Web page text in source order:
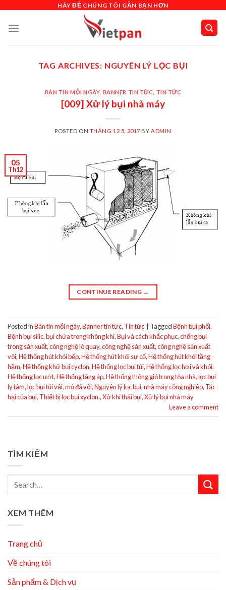
content
HÃY ĐỂ CHÚNG TÔI GẦN BẠN HƠN
TAG ARCHIVES: NGUYÊN LÝ LỌC BỤI
BẢN TIN MỖI NGÀY, BANNER TIN TỨC TIN TỨC
[009] Xử lý bụi nhà máy
POSTED ON THÁNG 12 5, 2017 BY ADMIN
05
Th12
CONTINUE READING →
Posted inBản tin mỗi ngày,Banner tin tức, Tin tức TaggedBệnh bụi phổi,
Bệnh bụi silic,bụi chứa trong không khí,Bụi và cách khắc phục,chống bụi
trong sản xuất,công nghệ lò quay,công nghệ sản xuất,công nghệ sản xuất
vôi,Hệ thống hút khói bếp,Hệ thống hút khói sự cố,Hệ thống hút khói tầng
hầm,Hệ thống khử bụi cyclon,Hệ thống lọc bụi túi,Hệ thống lọc hơi và khói,
Hệ thống lọc ướt,Hệ thống tăng áp,Hệ thống thông gió trong tòa nhà,lọc bụi
ly tâm,lọc bụi túi vải,mỏ đá vôi,Nguyên lý lọc bụi,nhà máy công nghiệp, Tác
hại của bụi, Thiết bị lọc bụi xyclon.,Xử khí thải bụi,Xử lý bụi nhà máy
Leave a comment
TÌM KIẾM
XEM THÊM
Trang chủ
Về chúng tôi
Sản phẩm & Dịch vụ